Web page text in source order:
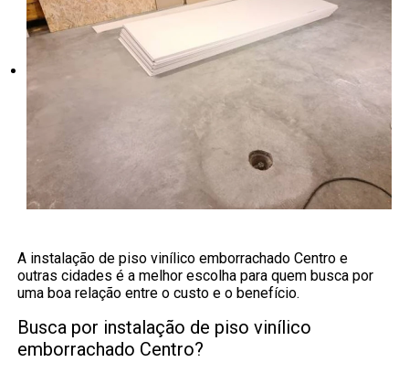
A instalação de piso vinílico emborrachado Centro e
outras cidades é a melhor escolha para quem busca por
uma boa relação entre o custo e o benefício.
Busca por instalação de piso vinílico
emborrachado Centro?